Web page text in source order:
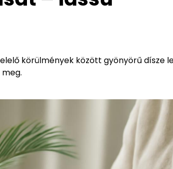
körülmények között gyönyörű dísze